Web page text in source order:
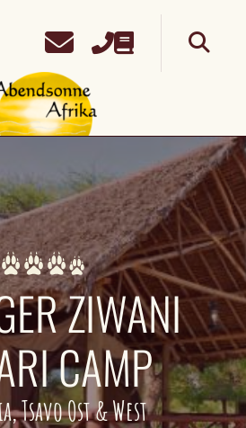
ZIWANI
CAMP
Tsavo Ost & West